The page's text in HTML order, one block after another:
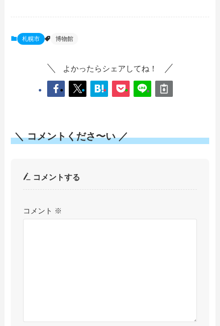
札幌市 博物館
よかったらシェアしてね！
＼ コメントくださ〜い ／
コメントする
コメント ※